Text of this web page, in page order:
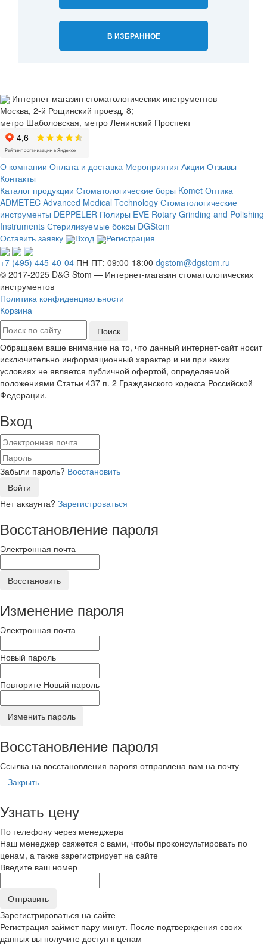
В ИЗБРАННОЕ
Интернет-магазин стоматологических инструментов
Москва, 2-й Рощинский проезд, 8;
метро Шаболовская, метро Ленинский Проспект
О компании Оплата и доставка Мероприятия Акции Отзывы
Контакты
Каталог продукции Стоматологические боры Komet Оптика
ADMETEC Advanced Medical Technology Стоматологические
инструменты DEPPELER Полиры EVE Rotary Grinding and Polishing
Instruments Стерилизуемые боксы DGStom
Оставить заявку
Вход Регистрация
+7 (495) 445-40-04 ПН-ПТ: 09:00-18:00 dgstom@dgstom.ru
© 2017-2025 D&G Stom — Интернет-магазин стоматологических
инструментов
Политика конфиденциальности
Корзина
Обращаем ваше внимание на то, что данный интернет-сайт носит
исключительно информационный характер и ни при каких
условиях не является публичной офертой, определяемой
положениями Статьи 437 п. 2 Гражданского кодекса Российской
Федерации.
Вход
Забыли пароль? Восстановить
Войти
Нет аккаунта? Зарегистроваться
Восстановление пароля
Электронная почта
Восстановить
Изменение пароля
Электронная почта
Новый пароль
Повторите Новый пароль
Изменить пароль
Восстановление пароля
Ссылка на восстановления пароля отправлена вам на почту
Закрыть
Узнать цену
По телефону через менеджера
Наш менеджер свяжется с вами, чтобы проконсультировать по
ценам, а также зарегистрирует на сайте
Введите ваш номер
Зарегистрироваться на сайте
Регистрация займет пару минут. После подтверждения своих
данных вы получите доступ к ценам